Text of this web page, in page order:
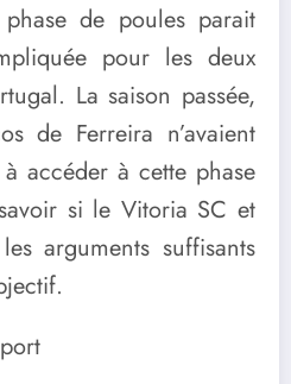
de poules parait
pour les deux
La saison passée,
de Ferreira n’avaient
accéder à cette phase
si le Vitoria SC et
arguments suffisants